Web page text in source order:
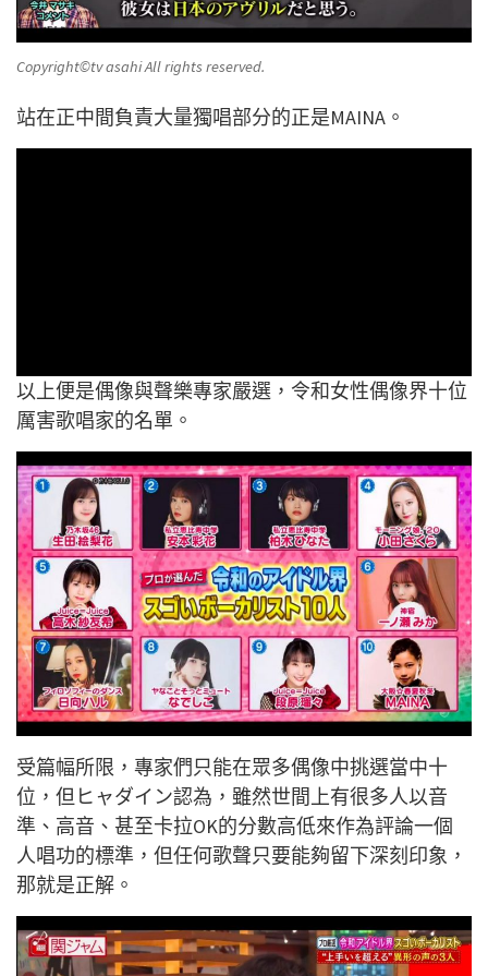
Copyright©️tv asahi All rights reserved.
站在正中間負責大量獨唱部分的正是MAINA。
以上便是偶像與聲樂專家嚴選，令和女性偶像界十位
厲害歌唱家的名單。
受篇幅所限，專家們只能在眾多偶像中挑選當中十
位，但ヒャダイン認為，雖然世間上有很多人以音
準、高音、甚至卡拉OK的分數高低來作為評論一個
人唱功的標準，但任何歌聲只要能夠留下深刻印象，
那就是正解。